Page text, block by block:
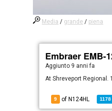
Media / grande / piena
Embraer EMB-
Aggiunto 9 anni fa
At Shreveport Regional.
9 of N124HL 1178